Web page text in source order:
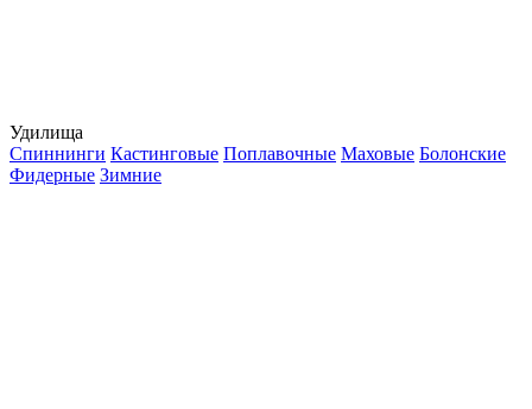
Удилища
Спиннинги Кастинговые Поплавочные Маховые Болонские
Фидерные Зимние